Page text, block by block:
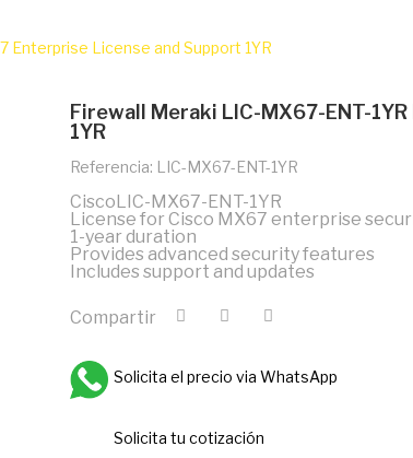
Enterprise License and Support 1YR
Firewall Meraki LIC-MX67-ENT-
1YR
Referencia: LIC-MX67-ENT-1YR
CiscoLIC-MX67-ENT-1YR
License for Cisco MX67 enterprise
1-year duration
Provides advanced security features
Includes support and updates
Compartir
Solicita el precio via WhatsApp
Solicita tu cotización